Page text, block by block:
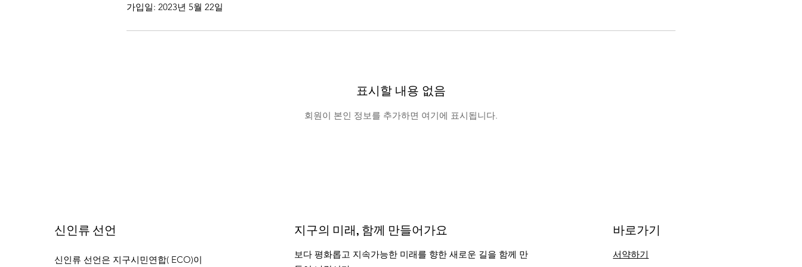
가입일: 2023년 5월 22일
표시할 내용 없음
회원이 본인 정보를 추가하면 여기에 표시됩니다.
신인류 선언
신인류 선언은 지구시민연합( ECO)이
지구의 미래, 함께 만들어가요
보다 평화롭고 지속가능한 미래를 향한 새로운 길을 함께 만
​바로가기
서약하기